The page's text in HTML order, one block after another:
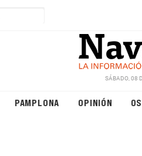
SÁBADO, 08
PAMPLONA OPINIÓN